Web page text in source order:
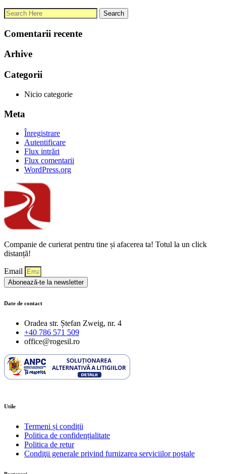
Comentarii recente
Arhive
Categorii
Nicio categorie
Meta
Înregistrare
Autentificare
Flux intrări
Flux comentarii
WordPress.org
Companie de curierat pentru tine și afacerea ta! Totul la un click
distanță!
Email
Abonează-te la newsletter
Date de contact
Oradea str. Ștefan Zweig, nr. 4
+40 786 571 509
office@rogesil.ro
Utile
Termeni și condiții
Politica de confidențialitate
Politica de retur
Condiţii generale privind furnizarea serviciilor poştale